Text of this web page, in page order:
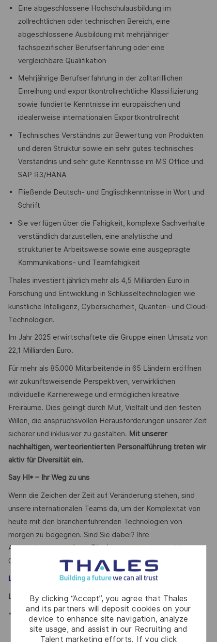
By clicking “Accept”, you agree that Thales
and its partners will deposit cookies on your
device to enhance site navigation, analyze
site usage, and assist in our Recruiting and
Talent marketing efforts. If you click
Eine abgeschlossene Hochschulausbildung im
zollrechtlichen oder technischen Bereich, eine
abgeschlossene Ausbildung mit mehrjähriger
fachspezifischer Berufserfahrung oder eine
vergleichbare Qualifikation
Mehrjährige Berufserfahrung in der zolltariflichen
Einreihung und exportkontrollrechtliche Klassifizierung
sowie fundierte Kenntnisse im europäischen und
idealerweise internationalen Exportkontrollrecht
Technisches Verständnis zur Bewertung von Produkten
und deren Struktur sowie ein sehr gutes technisches
Verständnis und sehr gute Kenntnisse im MS Office und
SAP R3/HANA
Fließende Deutsch- und Englischkenntnisse in Wort und
Schrift
Sie verfügen über die Fähigkeit, komplexe Sachverhalte
verständlich darzustellen, eine analytische und
strukturierte Arbeitsweise sowie eine ausgeprägte
Kommunikations- und Teamfähigkeit
Thales investiert jährlich mehr als 4,5 Milliarden Euro in
Forschung und Entwicklung in Schlüsseltechnologien wie
künstliche Intelligenz, Cybersicherheit, Quanten- und Cloud-
Technologien.
Im Jahr 2025 erwirtschaftete die Gruppe einen Umsatz von
22,1 Milliarden Euro.
Für mehr als 85.000 Mitarbeitende in 65 Ländern eröffnen
wir zukunftsweisende Perspektiven, verwirklichen
individuelle Karrierewege und ermöglichen kreative
Freiräume. Dies gelingt durch Mut, Vielfalt und den festen
Willen, die anspruchsvollen Herausforderungen unserer Zeit
sicherer und inklusiver zu gestalten. Mit unserer
nachhaltigen, werteorientierten Personalführung treten wir
aktiv für Diversität ein.
Say HI* – Ihr Weg zu uns
Wenn die Zeichen der Zeit auf Veränderung stehen, sind
unsere internationalen Teams da, um der Komplexität von
heute mit den branchenführenden Technologien von
morgen zu begegnen. Sind Sie dabei? Ihre
AnsprechpartnerinLena Digelfreut sich schon auf Ihre
Online-Bewerbung über unser
Karriereportal
Lena Digel – Talent Acquisition Partnerin #LI-LD2
Lena.DIGEL@thalesgroup.com
*Human Intelligence